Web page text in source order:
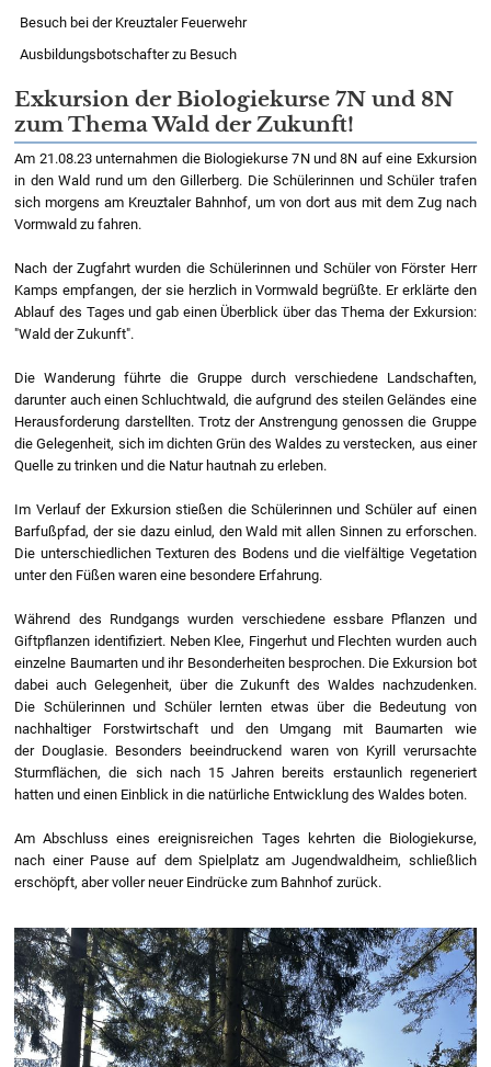
Besuch bei der Kreuztaler Feuerwehr
Ausbildungsbotschafter zu Besuch
Exkursion der Biologiekurse 7N und 8N
zum Thema Wald der Zukunft!
Am 21.08.23 unternahmen die Biologiekurse 7N und 8N auf eine Exkursion
in den Wald rund um den Gillerberg. Die Schülerinnen und Schüler trafen
sich morgens am Kreuztaler Bahnhof, um von dort aus mit dem Zug nach
Vormwald zu fahren.
Nach der Zugfahrt wurden die Schülerinnen und Schüler von Förster Herr
Kamps empfangen, der sie herzlich in Vormwald begrüßte. Er erklärte den
Ablauf des Tages und gab einen Überblick über das Thema der Exkursion:
"Wald der Zukunft".
Die Wanderung führte die Gruppe durch verschiedene Landschaften,
darunter auch einen Schluchtwald, die aufgrund des steilen Geländes eine
Herausforderung darstellten. Trotz der Anstrengung genossen die Gruppe
die Gelegenheit, sich im dichten Grün des Waldes zu verstecken, aus einer
Quelle zu trinken und die Natur hautnah zu erleben.
Im Verlauf der Exkursion stießen die Schülerinnen und Schüler auf einen
Barfußpfad, der sie dazu einlud, den Wald mit allen Sinnen zu erforschen.
Die unterschiedlichen Texturen des Bodens und die vielfältige Vegetation
unter den Füßen waren eine besondere Erfahrung.
Während des Rundgangs wurden verschiedene essbare Pflanzen und
Giftpflanzen identifiziert. Neben Klee, Fingerhut und Flechten wurden auch
einzelne Baumarten und ihr Besonderheiten besprochen. Die Exkursion bot
dabei auch Gelegenheit, über die Zukunft des Waldes nachzudenken.
Die Schülerinnen und Schüler lernten etwas über die Bedeutung von
nachhaltiger Forstwirtschaft und den Umgang mit Baumarten wie
der Douglasie. Besonders beeindruckend waren von Kyrill verursachte
Sturmflächen, die sich nach 15 Jahren bereits erstaunlich regeneriert
hatten und einen Einblick in die natürliche Entwicklung des Waldes boten.
Am Abschluss eines ereignisreichen Tages kehrten die Biologiekurse,
nach einer Pause auf dem Spielplatz am Jugendwaldheim, schließlich
erschöpft, aber voller neuer Eindrücke zum Bahnhof zurück.